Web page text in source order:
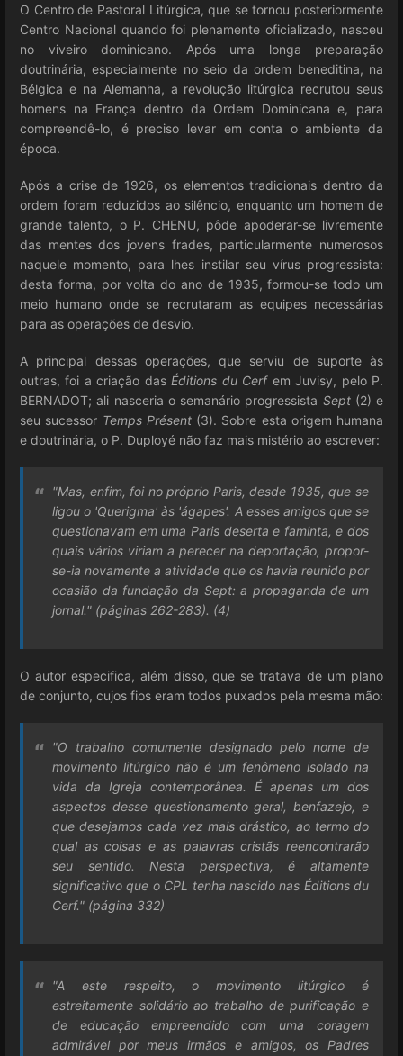
O Centro de Pastoral Litúrgica, que se tornou posteriormente
Centro Nacional quando foi plenamente oficializado, nasceu
no viveiro dominicano. Após uma longa preparação
doutrinária, especialmente no seio da ordem beneditina, na
Bélgica e na Alemanha, a revolução litúrgica recrutou seus
homens na França dentro da Ordem Dominicana e, para
compreendê-lo, é preciso levar em conta o ambiente da
época.
Após a crise de 1926, os elementos tradicionais dentro da
ordem foram reduzidos ao silêncio, enquanto um homem de
grande talento, o P. CHENU, pôde apoderar-se livremente
das mentes dos jovens frades, particularmente numerosos
naquele momento, para lhes instilar seu vírus progressista:
desta forma, por volta do ano de 1935, formou-se todo um
meio humano onde se recrutaram as equipes necessárias
para as operações de desvio.
A principal dessas operações, que serviu de suporte às
outras, foi a criação das Éditions du Cerfem Juvisy, pelo P.
BERNADOT; ali nasceria o semanário progressista Sept(2) e
seu sucessor Temps Présent(3). Sobre esta origem humana
e doutrinária, o P. Duployé não faz mais mistério ao escrever:
"Mas, enfim, foi no próprio Paris, desde 1935, que se
ligou o 'Querigma' às 'ágapes'. A esses amigos que se
questionavam em uma Paris deserta e faminta, e dos
quais vários viriam a perecer na deportação, propor-
se-ia novamente a atividade que os havia reunido por
ocasião da fundação da Sept: a propaganda de um
jornal." (páginas 262-283). (4)
O autor especifica, além disso, que se tratava de um plano
de conjunto, cujos fios eram todos puxados pela mesma mão:
"O trabalho comumente designado pelo nome de
movimento litúrgico não é um fenômeno isolado na
vida da Igreja contemporânea. É apenas um dos
aspectos desse questionamento geral, benfazejo, e
que desejamos cada vez mais drástico, ao termo do
qual as coisas e as palavras cristãs reencontrarão
seu sentido. Nesta perspectiva, é altamente
significativo que o CPL tenha nascido nas Éditions du
Cerf." (página 332)
"A este respeito, o movimento litúrgico é
estreitamente solidário ao trabalho de purificação e
de educação empreendido com uma coragem
admirável por meus irmãos e amigos, os Padres